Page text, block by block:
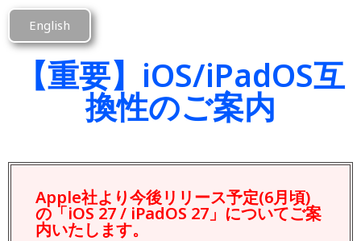
English
【重要】iOS/iPadOS互
換性のご案内
Apple社より今後リリース予定(6月頃)
の「iOS 27 / iPadOS 27」についてご案
内いたします。